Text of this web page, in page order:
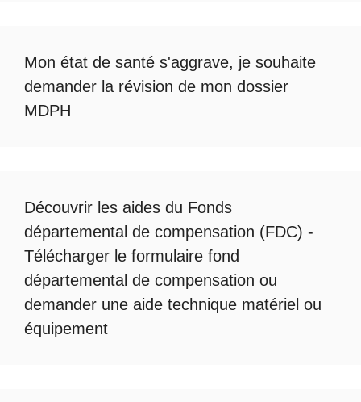
Mon état de santé s'aggrave, je souhaite
demander la révision de mon dossier
MDPH
Découvrir les aides du Fonds
départemental de compensation (FDC) -
Télécharger le formulaire fond
départemental de compensation ou
demander une aide technique matériel ou
équipement